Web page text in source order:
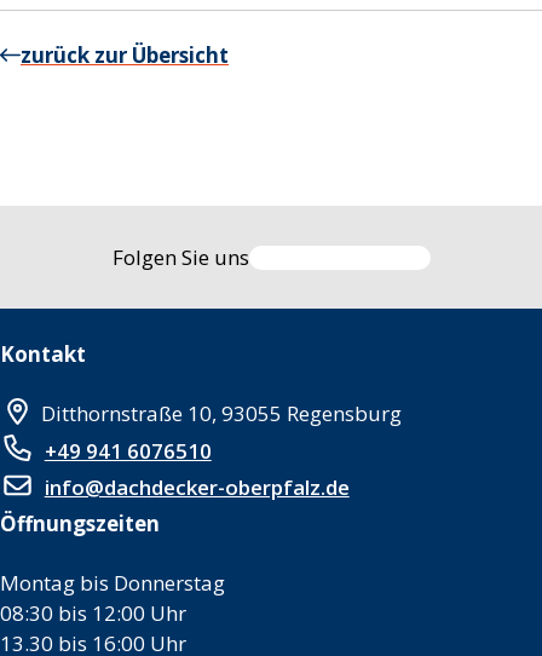
zurück zur Übersicht
Folgen Sie uns
Kontakt
Ditthornstraße 10, 93055 Regensburg
+49 941 6076510
info@dachdecker-oberpfalz.de
Öffnungszeiten
Montag bis Donnerstag
08:30 bis 12:00 Uhr
13.30 bis 16:00 Uhr